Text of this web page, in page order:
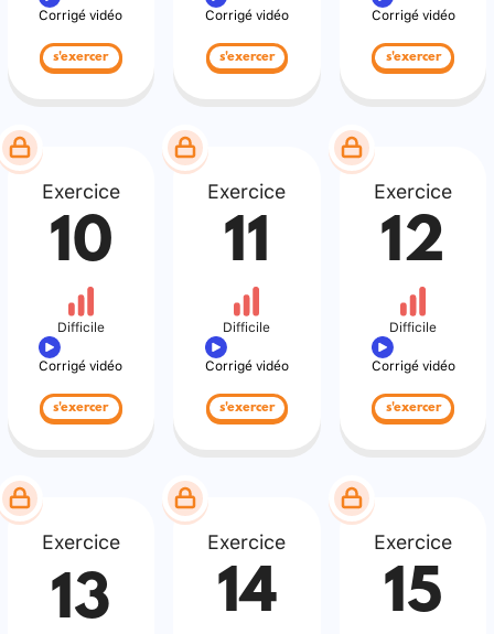
Corrigé vidéo
s'exercer
Corrigé vidéo
s'exercer
Corrigé vidéo
s'exercer
Exercice
10
Difficile
Corrigé vidéo
s'exercer
Exercice
11
Difficile
Corrigé vidéo
s'exercer
Exercice
12
Difficile
Corrigé vidéo
s'exercer
Exercice
13
Exercice
14
Exercice
15